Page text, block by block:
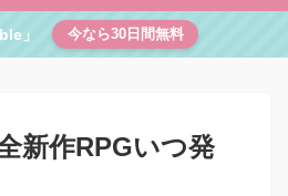
」 今なら30日間無料
新作RPGいつ発